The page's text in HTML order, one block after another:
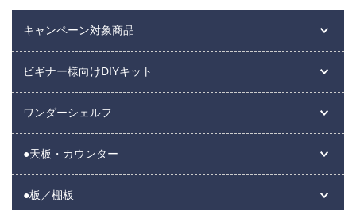
キャンペーン対象商品
ビギナー様向けDIYキット
ワンダーシェルフ
●天板・カウンター
●板／棚板